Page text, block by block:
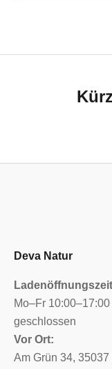
Deva Natur
Mo–Fr
geschlossen
Vor Ort:
Am Grün 34, 35037